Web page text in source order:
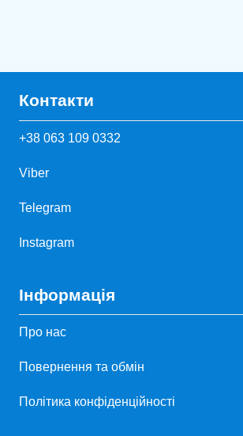
Контакти
+38 063 109 0332
Viber
Telegram
Instagram
Інформація
Про нас
Повернення та обмін
Політика конфіденційності